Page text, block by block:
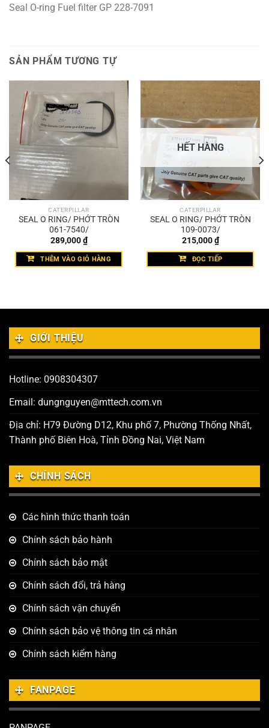
Seal O-ring Fuel filter GP 228-7091
SẢN PHẨM TƯƠNG TỰ
CATERPILLAR
SEAL O RING/ PHỚT TRÒN
061-7540/
289,000₫
THÊM VÀO GIỎ HÀNG
HẾT HÀNG
CATERPILLAR
SEAL O RING/ PHỚT TRÒN
109-0073/
215,000₫
ĐỌC TIẾP
GIỚI THIỆU
Hotline: 0908304307
Email: dungnguyen@mttech.com.vn
Địa chỉ: H79 Đường D12, Khu phố 7, Phường Thống Nhất,
Thành phố Biên Hoà, Tỉnh Đồng Nai, Việt Nam
CHÍNH SÁCH
Các hình thức thanh toán
Chính sách bảo hành
Chính sách bảo mật
Chính sách đổi, trả hàng
Chính sách vận chuyển
Chính sách bảo vệ thông tin cá nhân
Chính sách kiểm hàng
FANPAGE